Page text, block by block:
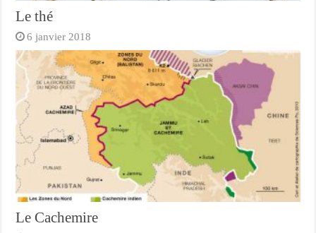
Le thé
6 janvier 2018
Le Cachemire